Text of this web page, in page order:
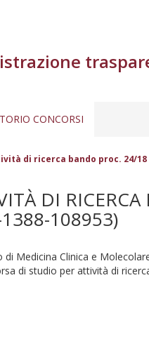
CONCORSI
di ricerca bando proc. 24/18
DI
108953)
Medicina Clinica e
di studio per attività di